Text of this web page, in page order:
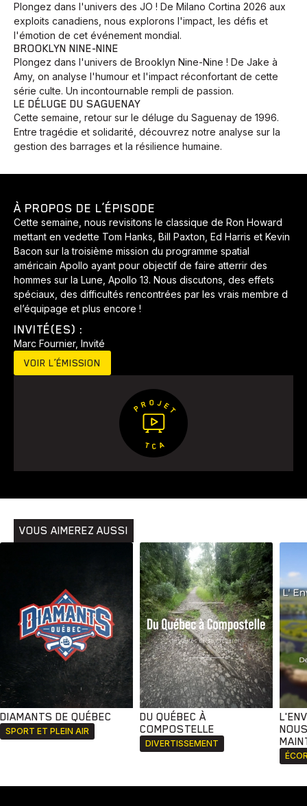
Développement Histoires
Voyage Yoga
Plongez dans l'univers des JO ! De Milano Cortina 2026 aux
exploits canadiens, nous explorons l'impact, les défis et
l'émotion de cet événement mondial.
BROOKLYN NINE-NINE
Plongez dans l'univers de Brooklyn Nine-Nine ! De Jake à
Amy, on analyse l'humour et l'impact réconfortant de cette
série culte. Un incontournable rempli de passion.
LE DÉLUGE DU SAGUENAY
Cette semaine, retour sur le déluge du Saguenay de 1996.
Entre tragédie et solidarité, découvrez notre analyse sur la
gestion des barrages et la résilience humaine.
À PROPOS DE L’ÉPISODE
Cette semaine, nous revisitons le classique de Ron Howard
mettant en vedette Tom Hanks, Bill Paxton, Ed Harris et Kevin
Bacon sur la troisième mission du programme spatial
américain Apollo ayant pour objectif de faire atterrir des
hommes sur la Lune, Apollo 13. Nous discutons, des effets
spéciaux, des difficultés rencontrées par les vrais membre d
el’équipage et plus encore !
INVITÉ(ES) :
Marc Fournier, Invité
VOIR L’ÉMISSION
VOUS AIMEREZ AUSSI
DIAMANTS DE QUÉBEC
SPORT ET PLEIN AIR
DU QUÉBEC À
COMPOSTELLE
DIVERTISSEMENT